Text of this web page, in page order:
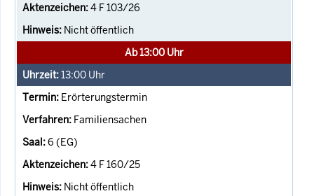
4 F 103/26
Nicht öffentlich
Ab 13:00 Uhr
13:00 Uhr
Erörterungstermin
Familiensachen
6 (EG)
4 F 160/25
Nicht öffentlich